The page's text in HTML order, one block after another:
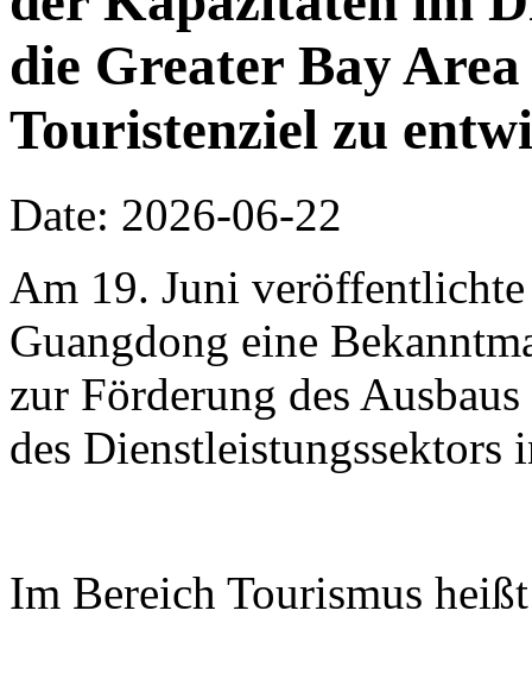
die Greater Bay
Touristenziel zu
Date: 2026-06-22
Am 19. Juni
Guangdong eine
zur Förderung des
des Dienstleistungssektors
Im Bereich Tourismus